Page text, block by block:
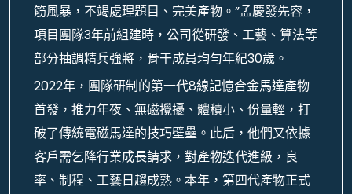
筋風暴，不竭處理題目、完美產物。”孟慶發先容，
項目團隊3年前組建時，公司從研發、工藝、算法等
部分抽調精兵強將，骨干成員均勻年紀30歲。
2022年，團隊研制的第一代8線記憶合金馬達產物
首發，推力年夜、無磁攪擾、體積小、份量輕，打
破了傳統電磁馬達的技巧壁壘。此后，他們又依據
客戶需乞降行業成長請求，對產物迭代進級，良
率、制程、工藝日趨成熟。本年，第四代產物正式